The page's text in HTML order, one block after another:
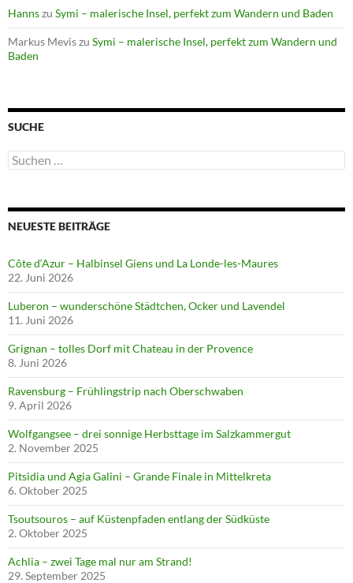
Hannszu Symi – malerische Insel, perfekt zum Wandern und Baden
Markus Meviszu Symi – malerische Insel, perfekt zum Wandern und
Baden
SUCHE
Suchen
nach:
NEUESTE BEITRÄGE
Côte d‘Azur – Halbinsel Giens und La Londe-les-Maures
22. Juni 2026
Luberon – wunderschöne Städtchen, Ocker und Lavendel
11. Juni 2026
Grignan – tolles Dorf mit Chateau in der Provence
8. Juni 2026
Ravensburg – Frühlingstrip nach Oberschwaben
9. April 2026
Wolfgangsee – drei sonnige Herbsttage im Salzkammergut
2. November 2025
Pitsidia und Agia Galini – Grande Finale in Mittelkreta
6. Oktober 2025
Tsoutsouros – auf Küstenpfaden entlang der Südküste
2. Oktober 2025
Achlia – zwei Tage mal nur am Strand!
29. September 2025